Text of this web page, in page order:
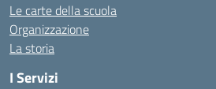
Le carte della scuola
Organizzazione
La storia
I Servizi